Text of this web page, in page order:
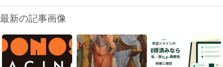
最新の記事画像